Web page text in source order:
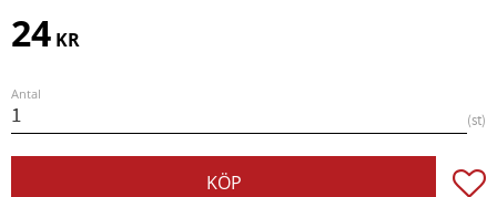
24 KR
Antal
st
KÖP